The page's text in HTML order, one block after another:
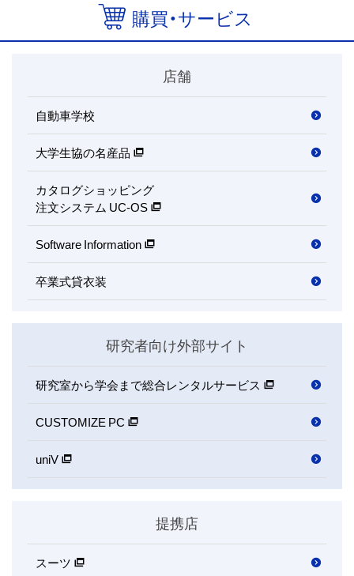
購買・サービス
店舗
自動車学校
大学生協の名産品
カタログショッピング
注文システム UC-OS
Software Information
卒業式貸衣装
研究者向け外部サイト
研究室から学会まで総合レンタルサービス
CUSTOMIZE PC
uniV
提携店
スーツ